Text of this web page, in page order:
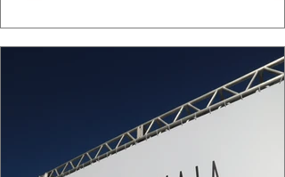
algo de intemporal em vestir o vento e
que ele conduza a cena. Cada dobra do
cada reflexo dourado da luz sobre a pe